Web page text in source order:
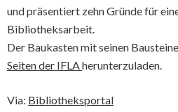
und präsentiert zehn Gründe für
Bibliotheksarbeit.
Der Baukasten mit seinen
Seiten der IFLAherunterzuladen.
Via: Bibliotheksportal